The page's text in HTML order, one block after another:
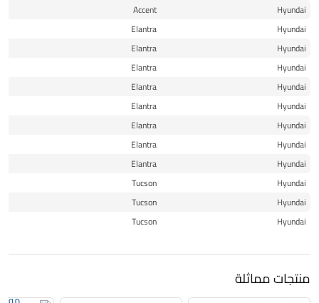
Hyundai
Accent
Hyundai
Elantra
Hyundai
Elantra
Hyundai
Elantra
Hyundai
Elantra
Hyundai
Elantra
Hyundai
Elantra
Hyundai
Elantra
Hyundai
Elantra
Hyundai
Tucson
Hyundai
Tucson
Hyundai
Tucson
منتجات مماثلة